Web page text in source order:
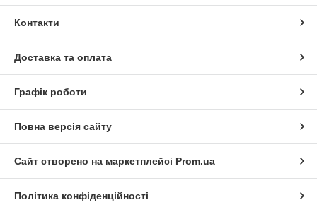
Контакти
Доставка та оплата
Графік роботи
Повна версія сайту
Сайт створено на маркетплейсі Prom.ua
Політика конфіденційності